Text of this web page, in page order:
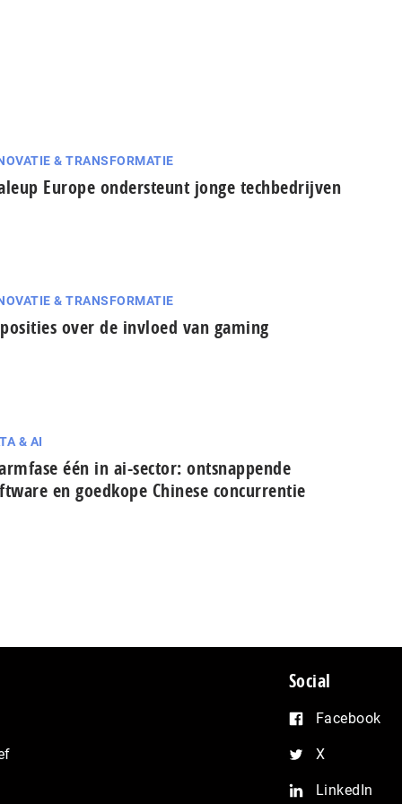
& TRANSFORMATIE
Europe ondersteunt jonge techbedrijven
& TRANSFORMATIE
over de invloed van gaming
& AI
één in ai-sector: ont­snap­pen­de
en goedkope Chinese con­cur­ren­tie
Social
Facebook
X
LinkedIn